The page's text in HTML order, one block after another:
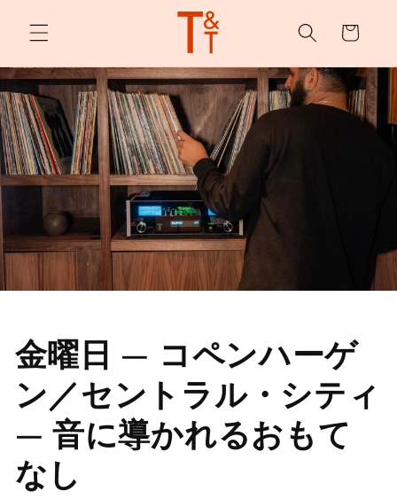
スキッ
プ
ー
金曜日 — コペンハーゲ
ン／セントラル・シティ
— 音に導かれるおもて
なし